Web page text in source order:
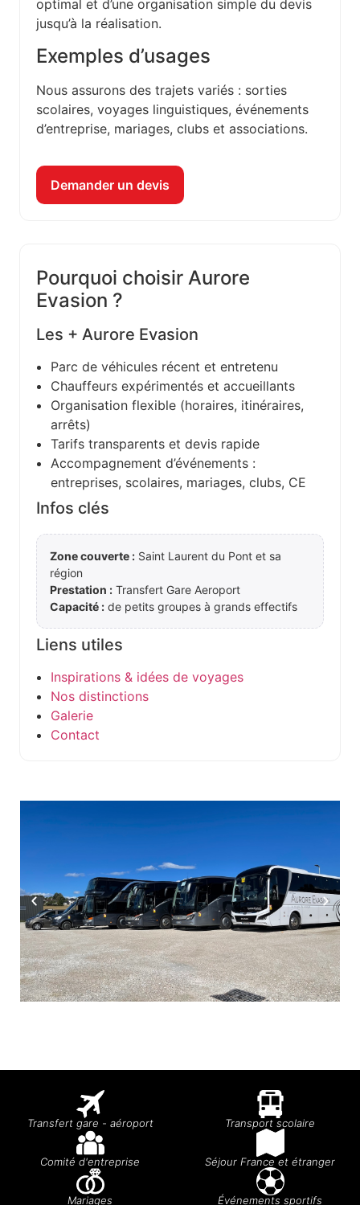
optimal et d’une organisation simple du devis
jusqu’à la réalisation.
Exemples d’usages
Nous assurons des trajets variés : sorties
scolaires, voyages linguistiques, événements
d’entreprise, mariages, clubs et associations.
Demander un devis
Pourquoi choisir Aurore
Evasion ?
Les + Aurore Evasion
Parc de véhicules récent et entretenu
Chauffeurs expérimentés et accueillants
Organisation flexible (horaires, itinéraires,
arrêts)
Tarifs transparents et devis rapide
Accompagnement d’événements :
entreprises, scolaires, mariages, clubs, CE
Infos clés
Zone couverte : Saint Laurent du Pont et sa
région
Prestation : Transfert Gare Aeroport
Capacité : de petits groupes à grands effectifs
Liens utiles
Inspirations & idées de voyages
Nos distinctions
Galerie
Contact
Transfert gare - aéroport Transport scolaire
Comité d'entreprise Séjour France et étranger
Mariages Événements sportifs